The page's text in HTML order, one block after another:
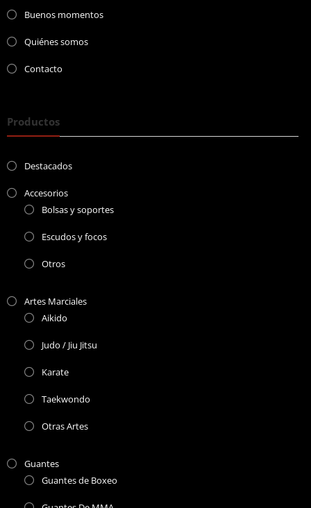
Buenos momentos
Quiénes somos
Contacto
Productos
Destacados
Accesorios
Bolsas y soportes
Escudos y focos
Otros
Artes Marciales
Aikido
Judo / Jiu Jitsu
Karate
Taekwondo
Otras Artes
Guantes
Guantes de Boxeo